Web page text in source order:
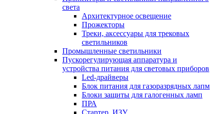
света
Архитектурное освещение
Прожекторы
Треки, аксессуары для трековых
светильников
Промышленные светильники
Пускорегулирующая аппаратура и
устройства питания для световых приборов
Led-драйверы
Блок питания для газоразрядных лапм
Блоки защиты для галогенных ламп
ПРА
Стартер, ИЗУ